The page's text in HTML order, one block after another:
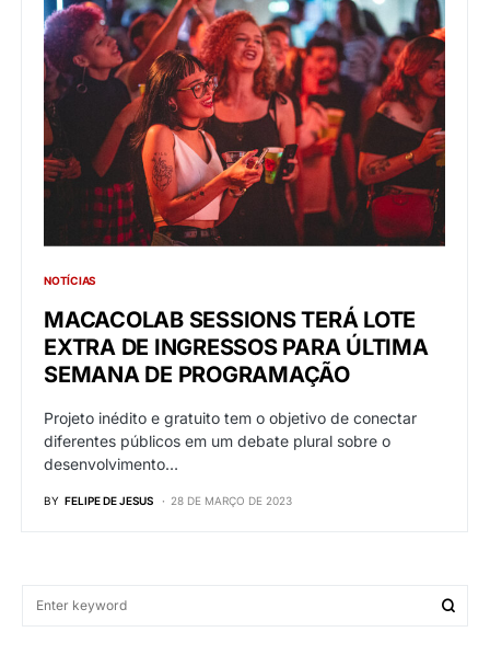
NOTÍCIAS
MACACOLAB SESSIONS TERÁ LOTE
EXTRA DE INGRESSOS PARA ÚLTIMA
SEMANA DE PROGRAMAÇÃO
Projeto inédito e gratuito tem o objetivo de conectar
diferentes públicos em um debate plural sobre o
desenvolvimento…
BY FELIPE DE JESUS 28 DE MARÇO DE 2023